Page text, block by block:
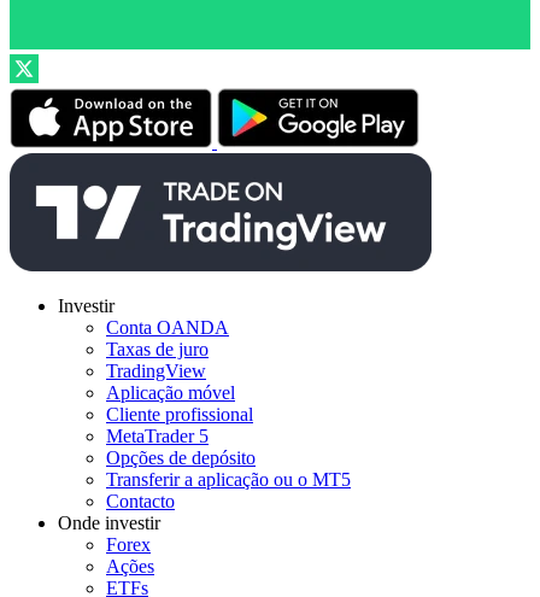
Investir
Conta OANDA
Taxas de juro
TradingView
Aplicação móvel
Cliente profissional
MetaTrader 5
Opções de depósito
Transferir a aplicação ou o MT5
Contacto
Onde investir
Forex
Ações
ETFs